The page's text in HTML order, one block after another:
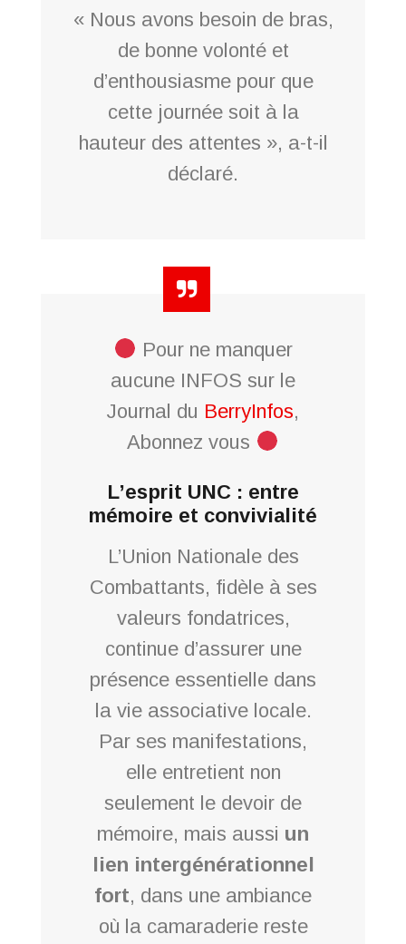
« Nous avons besoin de bras,
de bonne volonté et
d’enthousiasme pour que
cette journée soit à la
hauteur des attentes », a-t-il
déclaré.
Pour ne manquer
aucune INFOS sur le
Journal du BerryInfos,
Abonnez vous
L’esprit UNC : entre
mémoire et convivialité
L’Union Nationale des
Combattants, fidèle à ses
valeurs fondatrices,
continue d’assurer une
présence essentielle dans
la vie associative locale.
Par ses manifestations,
elle entretient non
seulement le devoir de
mémoire, mais aussi un
lien intergénérationnel
fort, dans une ambiance
où la camaraderie reste